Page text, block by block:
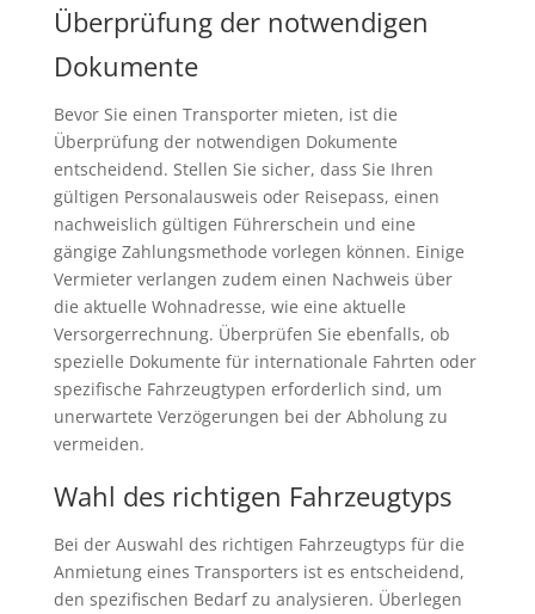
Überprüfung der notwendigen
Dokumente
Bevor Sie einen Transporter mieten, ist die
Überprüfung der notwendigen Dokumente
entscheidend. Stellen Sie sicher, dass Sie Ihren
gültigen Personalausweis oder Reisepass, einen
nachweislich gültigen Führerschein und eine
gängige Zahlungsmethode vorlegen können. Einige
Vermieter verlangen zudem einen Nachweis über
die aktuelle Wohnadresse, wie eine aktuelle
Versorgerrechnung. Überprüfen Sie ebenfalls, ob
spezielle Dokumente für internationale Fahrten oder
spezifische Fahrzeugtypen erforderlich sind, um
unerwartete Verzögerungen bei der Abholung zu
vermeiden.
Wahl des richtigen Fahrzeugtyps
Bei der Auswahl des richtigen Fahrzeugtyps für die
Anmietung eines Transporters ist es entscheidend,
den spezifischen Bedarf zu analysieren. Überlegen